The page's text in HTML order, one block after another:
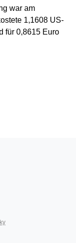
war am
1,1608 US-
für 0,8615 Euro